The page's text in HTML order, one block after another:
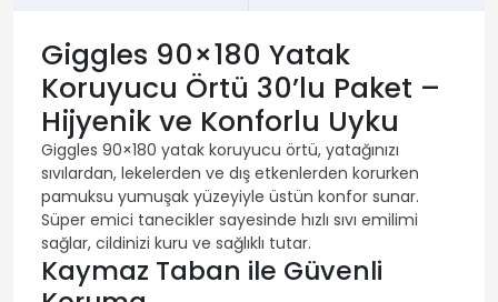
Giggles 90×180 Yatak
Koruyucu Örtü 30’lu Paket –
Hijyenik ve Konforlu Uyku
Giggles 90×180 yatak koruyucu örtü, yatağınızı
sıvılardan, lekelerden ve dış etkenlerden korurken
pamuksu yumuşak yüzeyiyle üstün konfor sunar.
Süper emici tanecikler sayesinde hızlı sıvı emilimi
sağlar, cildinizi kuru ve sağlıklı tutar.
Kaymaz Taban ile Güvenli